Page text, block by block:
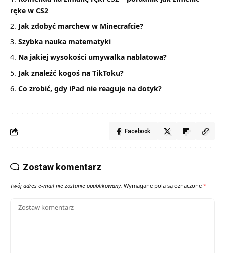
ręke w CS2
Jak zdobyć marchew w Minecrafcie?
Szybka nauka matematyki
Na jakiej wysokości umywalka nablatowa?
Jak znaleźć kogoś na TikToku?
Co zrobić, gdy iPad nie reaguje na dotyk?
Facebook
Zostaw komentarz
Twój adres e-mail nie zostanie opublikowany. Wymagane pola są oznaczone *